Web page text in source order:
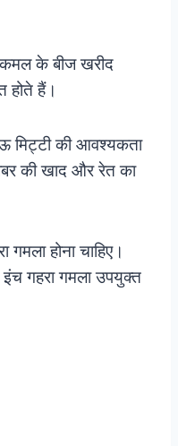
के बीज खरीद
होते हैं।
मिट्टी की आवश्यकता
की खाद और रेत का
होना चाहिए।
गहरा गमला उपयुक्त